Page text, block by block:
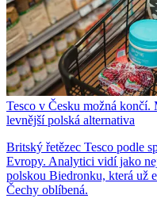
Tesco v Česku možná
levnější polská alternativa
Britský řetězec Tesco podle
Evropy. Analytici vidí jako
polskou Biedronku, která už
Čechy oblíbená.